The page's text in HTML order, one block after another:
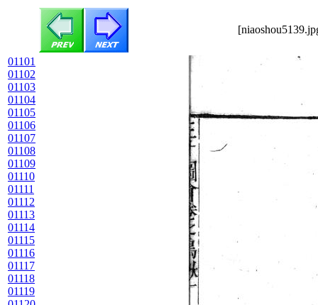
01101
01102
01103
01104
01105
01106
01107
01108
01109
01110
01111
01112
01113
01114
01115
01116
01117
01118
01119